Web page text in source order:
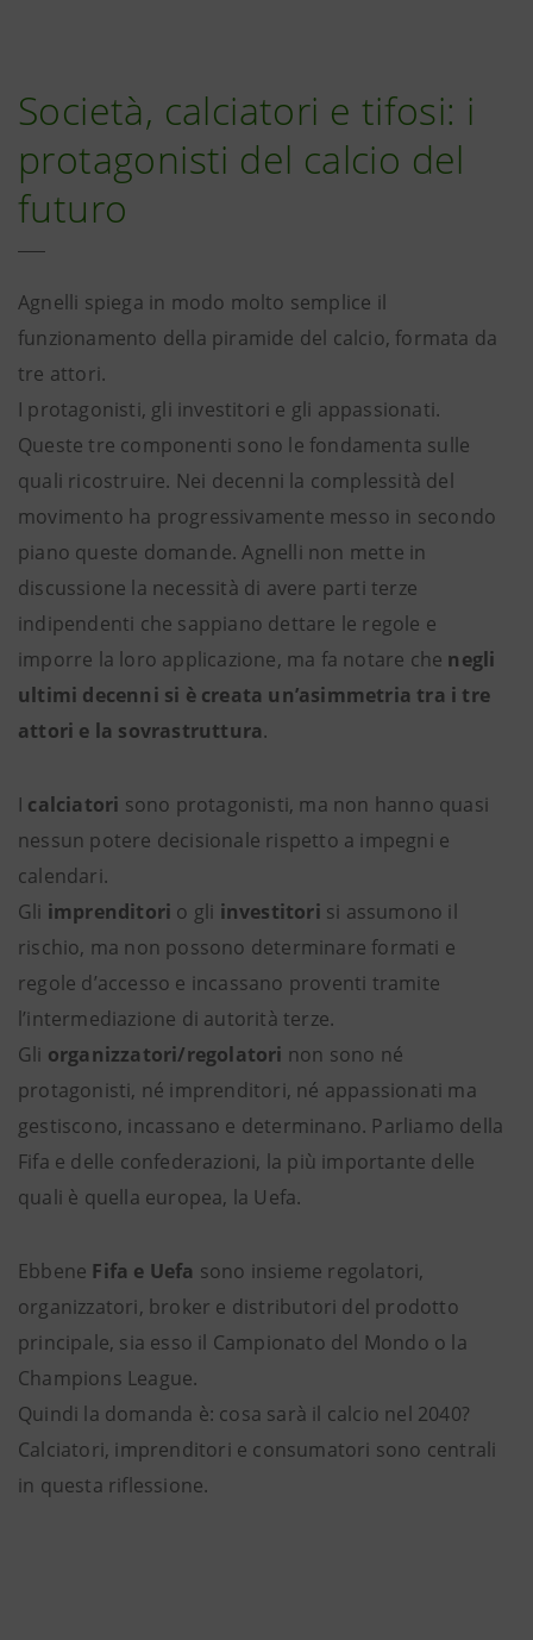
Società, calciatori e tifosi: i
protagonisti del calcio del
futuro
Agnelli spiega in modo molto semplice il
funzionamento della piramide del calcio, formata da
tre attori.
I protagonisti, gli investitori e gli appassionati.
Queste tre componenti sono le fondamenta sulle
quali ricostruire. Nei decenni la complessità del
movimento ha progressivamente messo in secondo
piano queste domande. Agnelli non mette in
discussione la necessità di avere parti terze
indipendenti che sappiano dettare le regole e
imporre la loro applicazione, ma fa notare che negli
ultimi decenni si è creata un’asimmetria tra i tre
attori e la sovrastruttura.
I calciatori sono protagonisti, ma non hanno quasi
nessun potere decisionale rispetto a impegni e
calendari.
Gli imprenditori o gli investitori si assumono il
rischio, ma non possono determinare formati e
regole d’accesso e incassano proventi tramite
l’intermediazione di autorità terze.
Gli organizzatori/regolatori non sono né
protagonisti, né imprenditori, né appassionati ma
gestiscono, incassano e determinano. Parliamo della
Fifa e delle confederazioni, la più importante delle
quali è quella europea, la Uefa.
Ebbene Fifa e Uefa sono insieme regolatori,
organizzatori, broker e distributori del prodotto
principale, sia esso il Campionato del Mondo o la
Champions League.
Quindi la domanda è: cosa sarà il calcio nel 2040?
Calciatori, imprenditori e consumatori sono centrali
in questa riflessione.